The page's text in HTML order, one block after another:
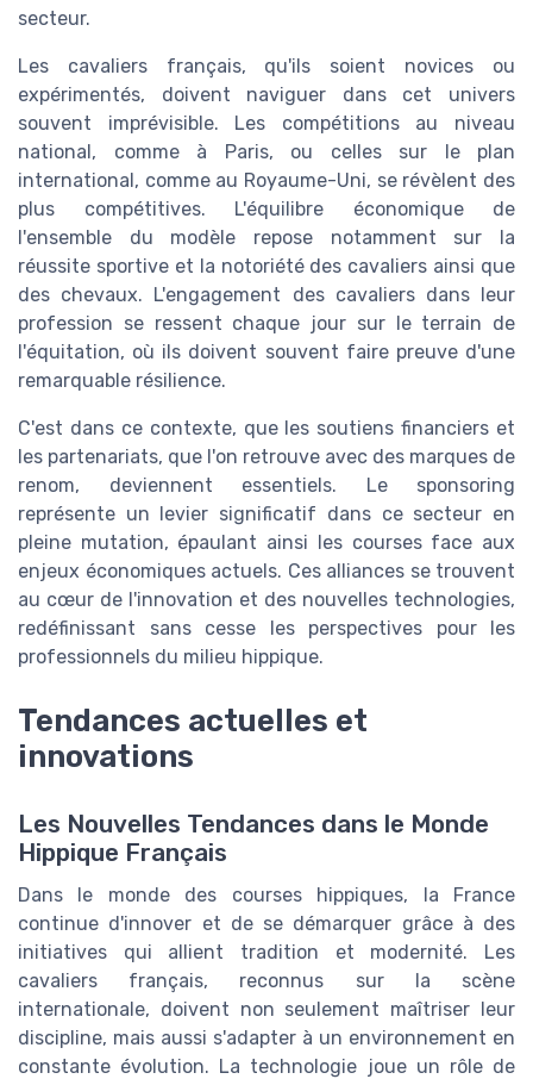
secteur.
Les cavaliers français, qu'ils soient novices ou
expérimentés, doivent naviguer dans cet univers
souvent imprévisible. Les compétitions au niveau
national, comme à Paris, ou celles sur le plan
international, comme au Royaume-Uni, se révèlent des
plus compétitives. L'équilibre économique de
l'ensemble du modèle repose notamment sur la
réussite sportive et la notoriété des cavaliers ainsi que
des chevaux. L'engagement des cavaliers dans leur
profession se ressent chaque jour sur le terrain de
l'équitation, où ils doivent souvent faire preuve d'une
remarquable résilience.
C'est dans ce contexte, que les soutiens financiers et
les partenariats, que l'on retrouve avec des marques de
renom, deviennent essentiels. Le sponsoring
représente un levier significatif dans ce secteur en
pleine mutation, épaulant ainsi les courses face aux
enjeux économiques actuels. Ces alliances se trouvent
au cœur de l'innovation et des nouvelles technologies,
redéfinissant sans cesse les perspectives pour les
professionnels du milieu hippique.
Tendances actuelles et
innovations
Les Nouvelles Tendances dans le Monde
Hippique Français
Dans le monde des courses hippiques, la France
continue d'innover et de se démarquer grâce à des
initiatives qui allient tradition et modernité. Les
cavaliers français, reconnus sur la scène
internationale, doivent non seulement maîtriser leur
discipline, mais aussi s'adapter à un environnement en
constante évolution. La technologie joue un rôle de